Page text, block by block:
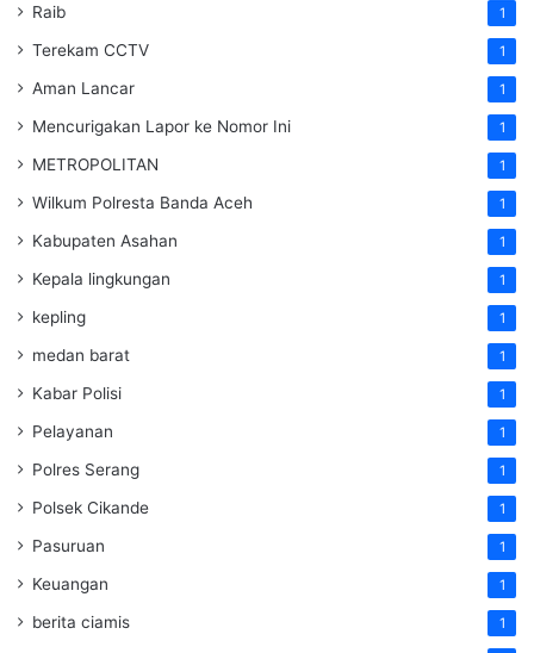
Raib 1
Terekam CCTV 1
Aman Lancar 1
Mencurigakan Lapor ke Nomor Ini 1
METROPOLITAN 1
Wilkum Polresta Banda Aceh 1
Kabupaten Asahan 1
Kepala lingkungan 1
kepling 1
medan barat 1
Kabar Polisi 1
Pelayanan 1
Polres Serang 1
Polsek Cikande 1
Pasuruan 1
Keuangan 1
berita ciamis 1